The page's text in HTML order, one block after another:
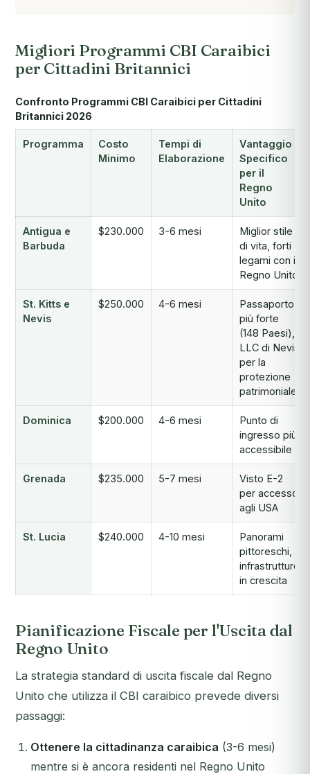
Migliori Programmi CBI Caraibici
per Cittadini Britannici
Confronto Programmi CBI Caraibici per Cittadini
Britannici 2026
Programma
Costo
Minimo
Tempi di
Elaborazione
Vantaggio
Specifico
per il
Regno
Unito
Antigua e
Barbuda
$230.000 3-6 mesi
Miglior stile
di vita, forti
legami con il
Regno Unito
St. Kitts e
Nevis
$250.000 4-6 mesi
Passaporto
più forte
(148 Paesi),
LLC di Nevis
per la
protezione
patrimoniale
Dominica $200.000 4-6 mesi
Punto di
ingresso più
accessibile
Grenada $235.000 5-7 mesi
Visto E-2
per accesso
agli USA
St. Lucia $240.000 4-10 mesi
Panorami
pittoreschi,
infrastrutture
in crescita
Pianificazione Fiscale per l'Uscita dal
Regno Unito
La strategia standard di uscita fiscale dal Regno
Unito che utilizza il CBI caraibico prevede diversi
passaggi:
Ottenere la cittadinanza caraibica (3-6 mesi)
mentre si è ancora residenti nel Regno Unito